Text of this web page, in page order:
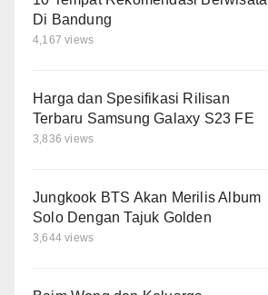
Di Bandung
4,167 views
Harga dan Spesifikasi Rilisan
Terbaru Samsung Galaxy S23 FE
3,836 views
Jungkook BTS Akan Merilis Album
Solo Dengan Tajuk Golden
3,644 views